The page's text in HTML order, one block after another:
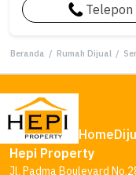
Telepon
Beranda / Rumah Dijual /
Home
Hepi Property